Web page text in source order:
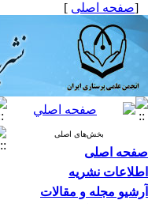
[صفحه اصلی ]
بخش‌های اصلی
صفحه اصلی
اطلاعات نشریه
آرشیو مجله و مقالات